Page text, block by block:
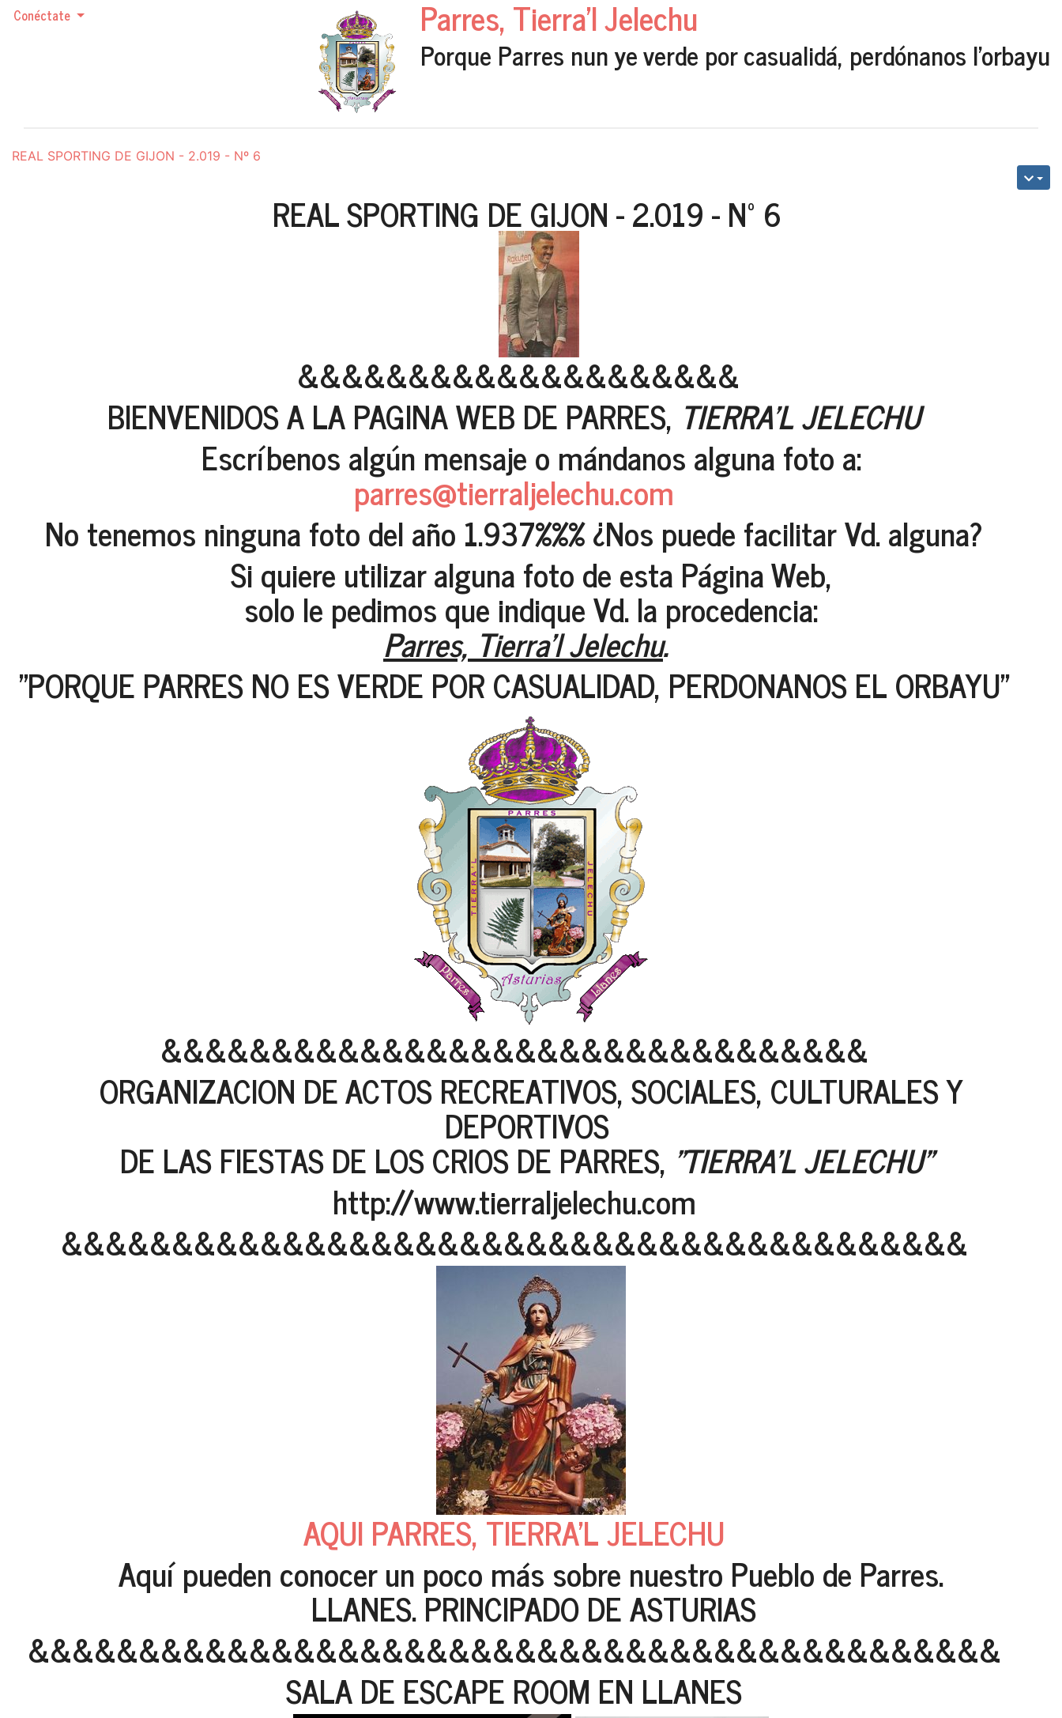
Conéctate Parres, Tierra'l Jelechu
Porque Parres nun ye verde por casualidá, perdónanos l'orbayu
REAL SPORTING DE GIJON - 2.019 - Nº 6
REAL SPORTING DE GIJON - 2.019 - Nº 6
&&&&&&&&&&&&&&&&&&&&
BIENVENIDOS A LA PAGINA WEB DE PARRES, TIERRA'L JELECHU
Escríbenos algún mensaje o mándanos alguna foto a:
parres@tierraljelechu.com
No tenemos ninguna foto del año 1.937%%% ¿Nos puede facilitar Vd. alguna?
Si quiere utilizar alguna foto de esta Página Web,
solo le pedimos que indique Vd. la procedencia:
Parres, Tierra'l Jelechu.
"PORQUE PARRES NO ES VERDE POR CASUALIDAD, PERDONANOS EL ORBAYU"
&&&&&&&&&&&&&&&&&&&&&&&&&&&&&&&&
ORGANIZACION DE ACTOS RECREATIVOS, SOCIALES, CULTURALES Y
DEPORTIVOS
DE LAS FIESTAS DE LOS CRIOS DE PARRES, "TIERRA'L JELECHU"
http://www.tierraljelechu.com
&&&&&&&&&&&&&&&&&&&&&&&&&&&&&&&&&&&&&&&&&
AQUI PARRES, TIERRA'L JELECHU
Aquí pueden conocer un poco más sobre nuestro Pueblo de Parres.
LLANES. PRINCIPADO DE ASTURIAS
&&&&&&&&&&&&&&&&&&&&&&&&&&&&&&&&&&&&&&&&&&&&
SALA DE ESCAPE ROOM EN LLANES